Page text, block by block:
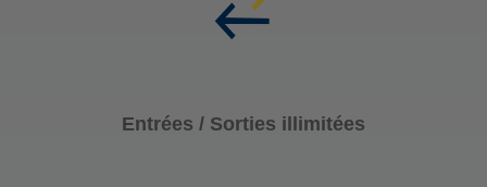
Entrées / Sorties illimitées